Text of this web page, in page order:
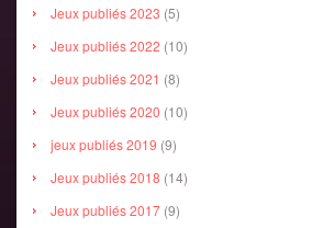
Jeux publiés 2023 (5)
Jeux publiés 2022 (10)
Jeux publiés 2021 (8)
Jeux publiés 2020 (10)
jeux publiés 2019 (9)
Jeux publiés 2018 (14)
Jeux publiés 2017 (9)